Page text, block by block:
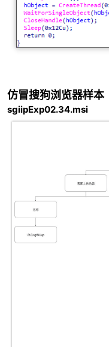
仿冒搜狗浏览器样本
sgiipExp02.34.msi